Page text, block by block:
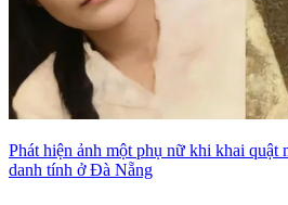
Phát hiện ảnh một phụ nữ khi khai quật
danh tính ở Đà Nẵng